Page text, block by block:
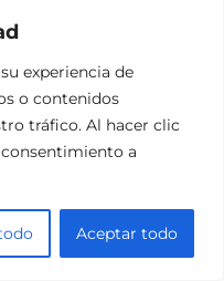
experiencia de
o contenidos
tráfico. Al hacer clic
consentimiento a
Aceptar todo